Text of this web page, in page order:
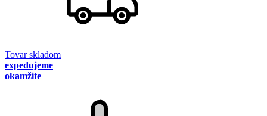
Tovar skladom
expedujeme
okamžite